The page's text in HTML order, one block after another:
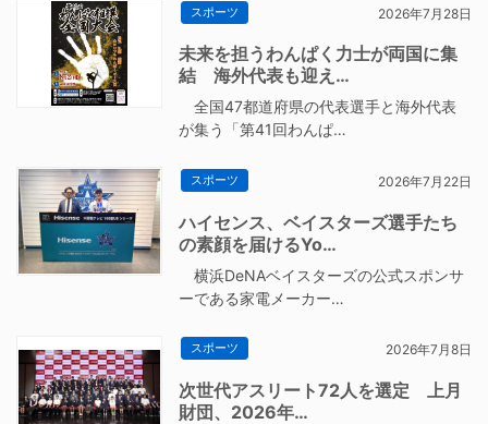
スポーツ 2026年7月28日
未来を担うわんぱく力士が両国に集
結 海外代表も迎え…
全国47都道府県の代表選手と海外代表
が集う「第41回わんぱ…
スポーツ 2026年7月22日
ハイセンス、ベイスターズ選手たち
の素顔を届けるYo…
横浜DeNAベイスターズの公式スポンサ
ーである家電メーカー…
スポーツ 2026年7月8日
次世代アスリート72人を選定 上月
財団、2026年…